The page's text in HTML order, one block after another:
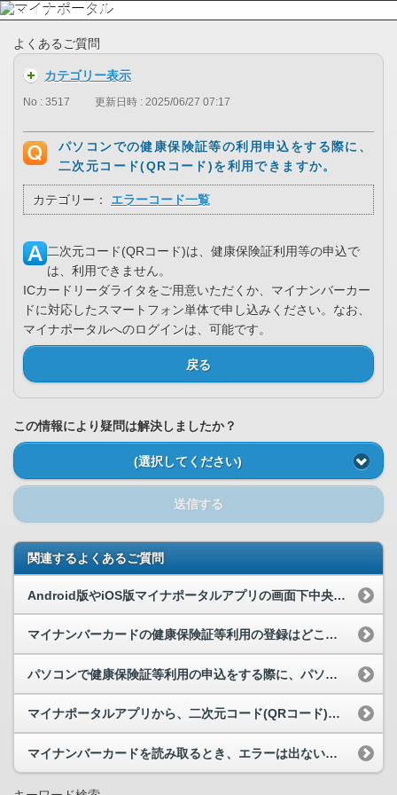
よくあるご質問
カテゴリー表示
No : 3517 更新日時 : 2025/06/27 07:17
パソコンでの健康保険証等の利用申込をする際に、
二次元コード(QRコード)を利用できますか。
カテゴリー： エラーコード一覧
二次元コード(QRコード)は、健康保険証利用等の申込で
は、利用できません。
ICカードリーダライタをご用意いただくか、マイナンバーカー
ドに対応したスマートフォン単体で申し込みください。なお、
マイナポータルへのログインは、可能です。
戻る
この情報により疑問は解決しましたか？
(選択してください)
送信する
関連するよくあるご質問
Android版やiOS版マイナポータルアプリの画面下中央に表示されている「読取り」ボタンをタ...
マイナンバーカードの健康保険証等利用の登録はどこから行えますか。
パソコンで健康保険証等利用の申込をする際に、パソコンと接続したスマートフォンをICカードリーダ...
マイナポータルアプリから、二次元コード(QRコード)を使ったログインができません。
マイナンバーカードを読み取るとき、エラーは出ないが、ずっと読み取れません。